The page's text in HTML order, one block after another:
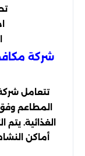
شركة
تتعامل
المطاعم
الغذائية.
أماكن